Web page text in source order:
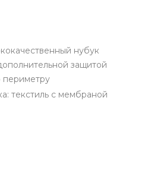
нубук
защитой
периметру
текстиль с мембраной